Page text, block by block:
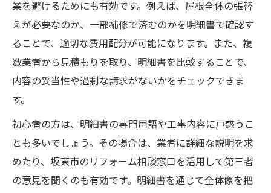
雨漏り修理費用の明細書で安心を確保
明細書で見落としがちな注意ポイント
広報・お知らせ情報を使った確認方法
業を避けるためにも有効です。例えば、屋根全体の張替
えが必要なのか、一部補修で済むのかを明細書で確認す
ることで、適切な費用配分が可能になります。また、複
数業者から見積もりを取り、明細書を比較することで、
内容の妥当性や過剰な請求がないかをチェックできま
す。
初心者の方は、明細書の専門用語や工事内容に戸惑うこ
とも多いでしょう。その場合は、業者に詳細な説明を求
めたり、坂東市のリフォーム相談窓口を活用して第三者
の意見を聞くのも有効です。明細書を通じて全体像を把